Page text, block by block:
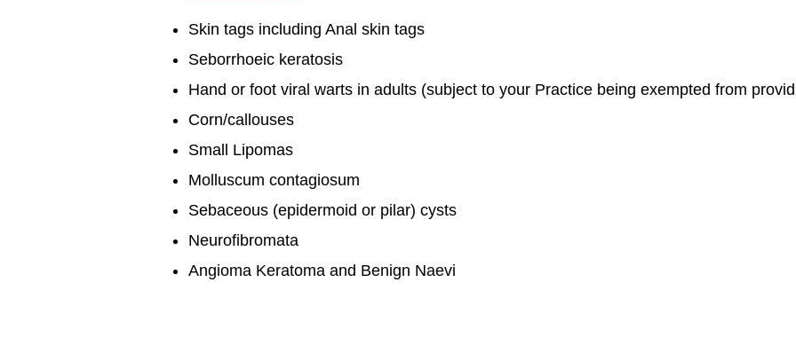
Skin tags including Anal skin tags
Seborrhoeic keratosis
Hand or foot viral warts in adults (subject to your Practice being exempted from
Corn/callouses
Small Lipomas
Molluscum contagiosum
Sebaceous (epidermoid or pilar) cysts
Neurofibromata
Angioma Keratoma and Benign Naevi